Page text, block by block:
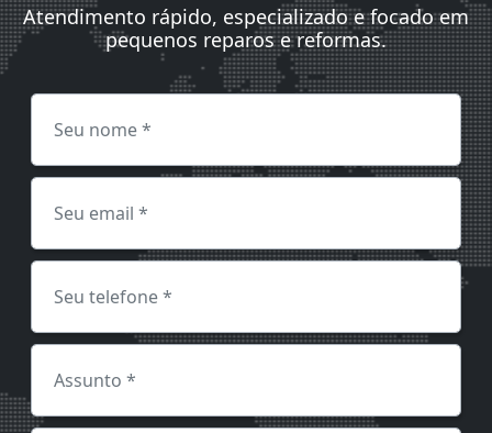
Atendimento rápido, especializado e focado em
pequenos reparos e reformas.